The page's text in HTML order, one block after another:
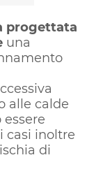
progettata
una
alle calde
casi inoltre
di